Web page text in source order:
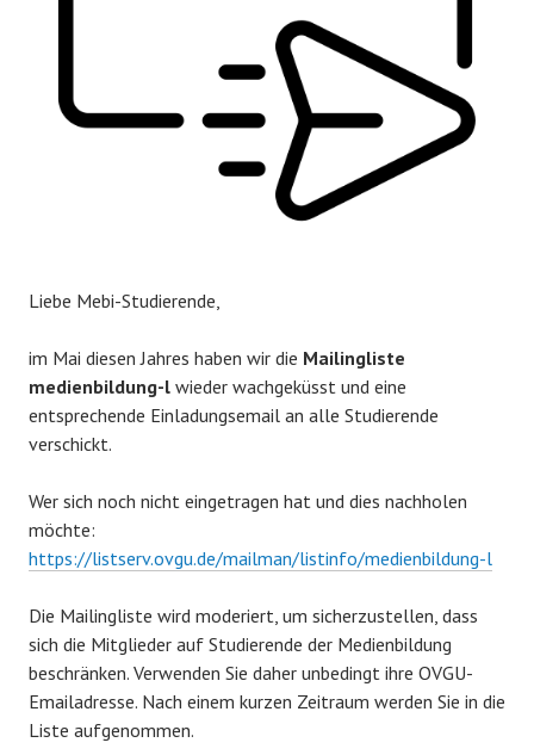
Liebe Mebi-Studierende,
im Mai diesen Jahres haben wir die Mailingliste
medienbildung-l wieder wachgeküsst und eine
entsprechende Einladungsemail an alle Studierende
verschickt.
Wer sich noch nicht eingetragen hat und dies nachholen
möchte:
https://listserv.ovgu.de/mailman/listinfo/medienbildung-l
Die Mailingliste wird moderiert, um sicherzustellen, dass
sich die Mitglieder auf Studierende der Medienbildung
beschränken. Verwenden Sie daher unbedingt ihre OVGU-
Emailadresse. Nach einem kurzen Zeitraum werden Sie in die
Liste aufgenommen.